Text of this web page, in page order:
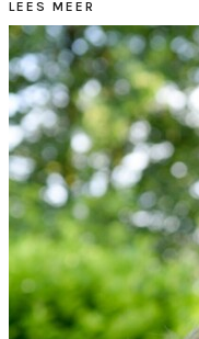
LEES MEER